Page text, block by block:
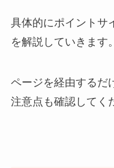
具体的にポイントサ
を解説していきます。
ページを経由するだ
注意点も確認してく